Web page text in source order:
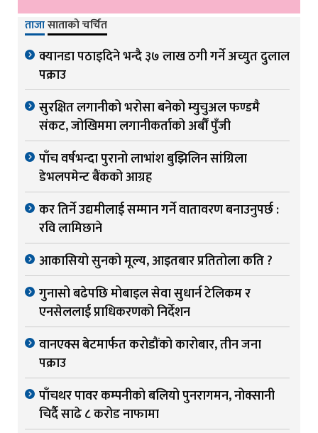
ताजासाताको चर्चित
क्यानडा पठाइदिने भन्दै ३७ लाख ठगी गर्ने अच्युत दुलाल
पक्राउ
सुरक्षित लगानीको भरोसा बनेको म्युचुअल फण्डमै
संकट, जोखिममा लगानीकर्ताको अर्बौं पुँजी
पाँच वर्षभन्दा पुरानो लाभांश बुझिलिन सांग्रिला
डेभलपमेन्ट बैंकको आग्रह
कर तिर्ने उद्यमीलाई सम्मान गर्ने वातावरण बनाउनुपर्छ :
रवि लामिछाने
आकासियो सुनको मूल्य, आइतबार प्रतितोला कति ?
गुनासो बढेपछि मोबाइल सेवा सुधार्न टेलिकम र
एनसेललाई प्राधिकरणको निर्देशन
वानएक्स बेटमार्फत करोडौंको कारोबार, तीन जना
पक्राउ
पाँचथर पावर कम्पनीको बलियो पुनरागमन, नोक्सानी
चिर्दै साढे ८ करोड नाफामा